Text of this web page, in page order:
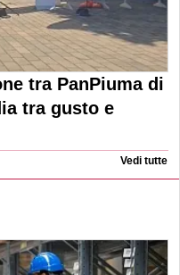
tra PanPiuma di
tra gusto e
Vedi tutte